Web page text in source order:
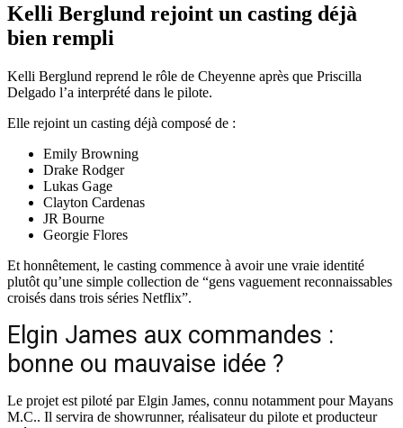
Kelli Berglund rejoint un casting déjà
bien rempli
Kelli Berglund reprend le rôle de Cheyenne après que Priscilla
Delgado l’a interprété dans le pilote.
Elle rejoint un casting déjà composé de :
Emily Browning
Drake Rodger
Lukas Gage
Clayton Cardenas
JR Bourne
Georgie Flores
Et honnêtement, le casting commence à avoir une vraie identité
plutôt qu’une simple collection de “gens vaguement reconnaissables
croisés dans trois séries Netflix”.
Elgin James aux commandes :
bonne ou mauvaise idée ?
Le projet est piloté parElgin James, connu notamment pourMayans
M.C.. Il servira de showrunner, réalisateur du pilote et producteur